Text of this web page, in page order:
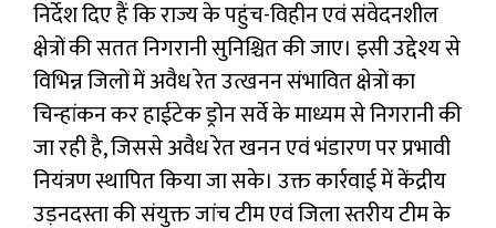
निर्देश दिए हैं कि राज्य के पहुंच-विहीन एवं संवेदनशील
क्षेत्रों की सतत निगरानी सुनिश्चित की जाए। इसी उद्देश्य से
विभिन्न जिलों में अवैध रेत उत्खनन संभावित क्षेत्रों का
चिन्हांकन कर हाईटेक ड्रोन सर्वे के माध्यम से निगरानी की
जा रही है, जिससे अवैध रेत खनन एवं भंडारण पर प्रभावी
नियंत्रण स्थापित किया जा सके। उक्त कार्रवाई में केंद्रीय
उड़नदस्ता की संयुक्त जांच टीम एवं जिला स्तरीय टीम के